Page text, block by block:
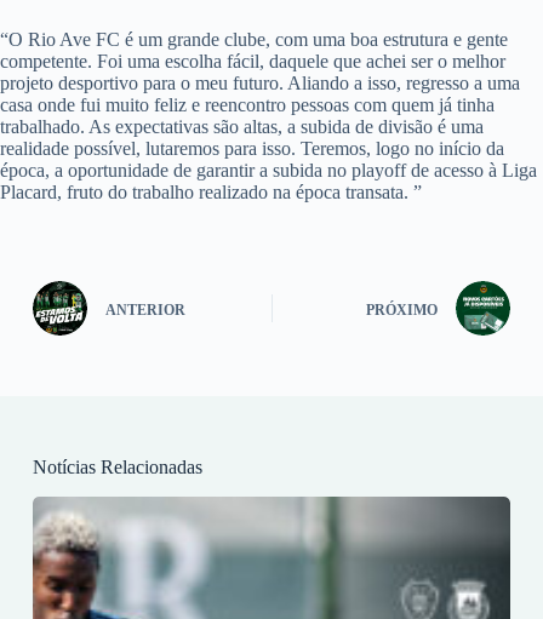
“O Rio Ave FC é um grande clube, com uma boa estrutura e gente
competente. Foi uma escolha fácil, daquele que achei ser o melhor
projeto desportivo para o meu futuro. Aliando a isso, regresso a uma
casa onde fui muito feliz e reencontro pessoas com quem já tinha
trabalhado. As expectativas são altas, a subida de divisão é uma
realidade possível, lutaremos para isso. Teremos, logo no início da
época, a oportunidade de garantir a subida no playoff de acesso à Liga
Placard, fruto do trabalho realizado na época transata. ”
ANTERIOR PRÓXIMO
Notícias Relacionadas